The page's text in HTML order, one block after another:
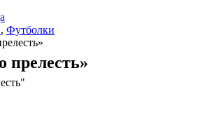
, Футболки
прелесть»